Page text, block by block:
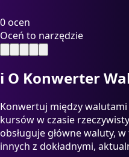
0 ocen
Oceń to narzędzie
ℹ️ O Konwerter
Konwertuj między
kursów w czasie
obsługuje główne waluty, w
innych z dokładnymi,